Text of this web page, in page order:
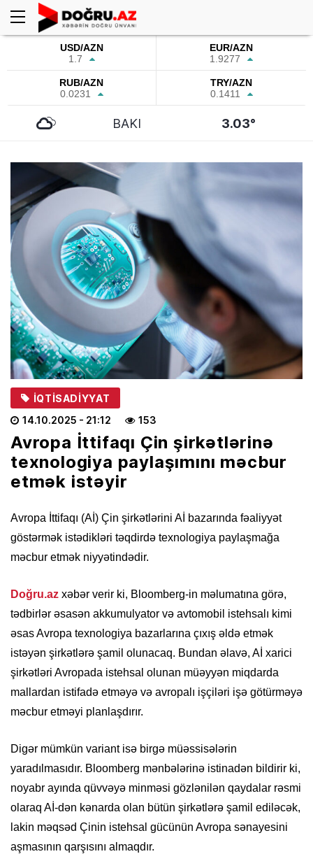
USD/AZN
1.7
EUR/AZN
1.9277
RUB/AZN
0.0231
TRY/AZN
0.1411
BAKI 3.03°
İQTISADIYYAT
14.10.2025 - 21:12 153
Avropa İttifaqı Çin şirkətlərinə
texnologiya paylaşımını məcbur
etmək istəyir
Avropa İttifaqı (Aİ) Çin şirkətlərini Aİ bazarında fəaliyyət
göstərmək istədikləri təqdirdə texnologiya paylaşmağa
məcbur etmək niyyətindədir.
Doğru.az xəbər verir ki, Bloomberg-in məlumatına görə,
tədbirlər əsasən akkumulyator və avtomobil istehsalı kimi
əsas Avropa texnologiya bazarlarına çıxış əldə etmək
istəyən şirkətlərə şamil olunacaq. Bundan əlavə, Aİ xarici
şirkətləri Avropada istehsal olunan müəyyən miqdarda
mallardan istifadə etməyə və avropalı işçiləri işə götürməyə
məcbur etməyi planlaşdırır.
Digər mümkün variant isə birgə müəssisələrin
yaradılmasıdır. Bloomberg mənbələrinə istinadən bildirir ki,
noyabr ayında qüvvəyə minməsi gözlənilən qaydalar rəsmi
olaraq Aİ-dən kənarda olan bütün şirkətlərə şamil ediləcək,
lakin məqsəd Çinin istehsal gücünün Avropa sənayesini
aşmasının qarşısını almaqdır.